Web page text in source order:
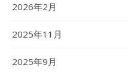
2026年2月
2025年11月
2025年9月